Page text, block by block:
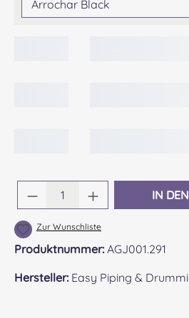
Produkt Anzahl: Gib
IN
Zur Wunschliste
Produktnummer:AGJ001.291
Hersteller: Easy Piping &